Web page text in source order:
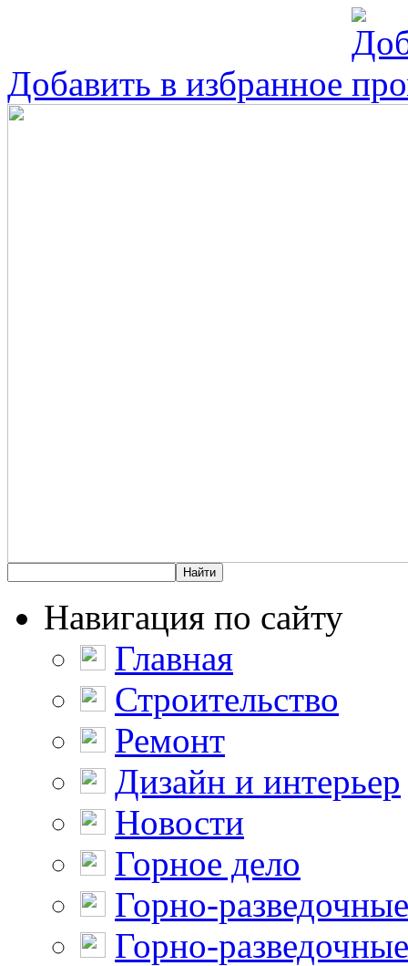
Добавить в избранное
Навигация по сайту
Главная
Строительство
Ремонт
Дизайн и интерьер
Новости
Горное дело
Горно-
Горно-